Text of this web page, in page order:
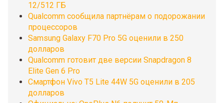
12/512 ГБ
Qualcomm сообщила партнёрам о подорожании
процессоров
Samsung Galaxy F70 Pro 5G оценили в 250
долларов
Qualcomm готовит две версии Snapdragon 8
Elite Gen 6 Pro
Смартфон Vivo T5 Lite 44W 5G оценили в 205
долларов